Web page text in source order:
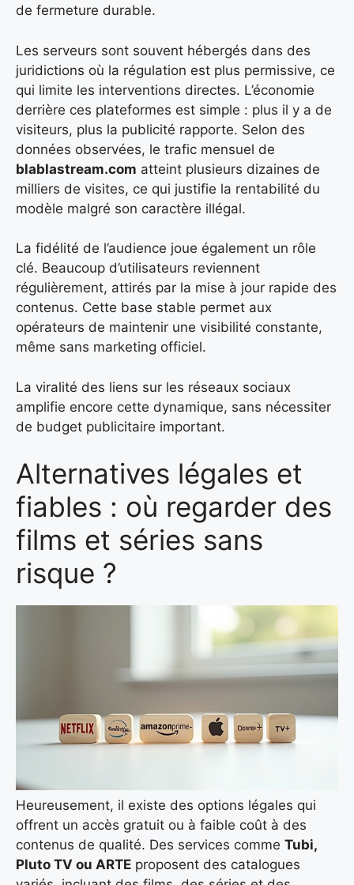
de fermeture durable.
Les serveurs sont souvent hébergés dans des
juridictions où la régulation est plus permissive, ce
qui limite les interventions directes. L’économie
derrière ces plateformes est simple : plus il y a de
visiteurs, plus la publicité rapporte. Selon des
données observées, le trafic mensuel de
blablastream.com atteint plusieurs dizaines de
milliers de visites, ce qui justifie la rentabilité du
modèle malgré son caractère illégal.
La fidélité de l’audience joue également un rôle
clé. Beaucoup d’utilisateurs reviennent
régulièrement, attirés par la mise à jour rapide des
contenus. Cette base stable permet aux
opérateurs de maintenir une visibilité constante,
même sans marketing officiel.
La viralité des liens sur les réseaux sociaux
amplifie encore cette dynamique, sans nécessiter
de budget publicitaire important.
Alternatives légales et
fiables : où regarder des
films et séries sans
risque ?
Heureusement, il existe des options légales qui
offrent un accès gratuit ou à faible coût à des
contenus de qualité. Des services comme Tubi,
Pluto TV ou ARTE proposent des catalogues